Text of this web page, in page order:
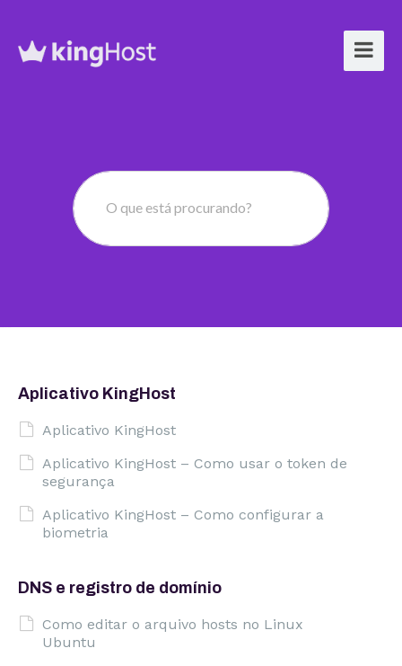
O que está procurando?
Aplicativo KingHost
Aplicativo KingHost
Aplicativo KingHost – Como usar o token de
segurança
Aplicativo KingHost – Como configurar a
biometria
DNS e registro de domínio
Como editar o arquivo hosts no Linux
Ubuntu